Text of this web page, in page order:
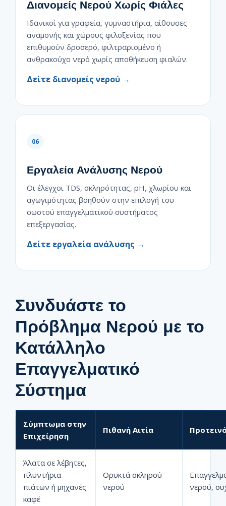
Διανομείς Νερού Χωρίς Φιάλες
Ιδανικοί για γραφεία, γυμναστήρια, αίθουσες
αναμονής και χώρους φιλοξενίας που
επιθυμούν δροσερό, φιλτραρισμένο ή
ανθρακούχο νερό χωρίς αποθήκευση φιαλών.
Δείτε διανομείς νερού →
06
Εργαλεία Ανάλυσης Νερού
Οι έλεγχοι TDS, σκληρότητας, pH, χλωρίου και
αγωγιμότητας βοηθούν στην επιλογή του
σωστού επαγγελματικού συστήματος
επεξεργασίας.
Δείτε εργαλεία ανάλυσης →
Συνδυάστε το
Πρόβλημα Νερού με το
Κατάλληλο
Επαγγελματικό
Σύστημα
Σύμπτωμα στην
Επιχείρηση
Πιθανή Αιτία
Άλατα σε λέβητες,
πλυντήρια
πιάτων ή μηχανές
καφέ
Ορυκτά σκληρού
νερού
νερού,